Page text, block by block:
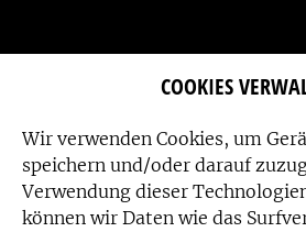
COOKIES
Wir verwenden Cookies, um
speichern und/oder darauf
Verwendung dieser
können wir Daten wie das
Das Friedensbüro wird gefördert von: